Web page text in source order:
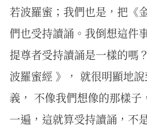
若波羅蜜；我們也是，把《
們也受持讀誦。我倒想這件
提尊者受持讀誦是一樣的嗎
波羅蜜經 》， 就很明顯地
義， 不像我們想像的那樣子
一遍，這就算受持讀誦，不